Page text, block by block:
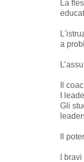
La
a
Il
I
Gli
Il
I